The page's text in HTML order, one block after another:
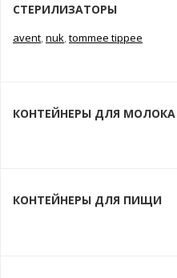
СТЕРИЛИЗАТОРЫ
avent,nuk,tommee tippee
КОНТЕЙНЕРЫ ДЛЯ МОЛОКА
КОНТЕЙНЕРЫ ДЛЯ ПИЩИ